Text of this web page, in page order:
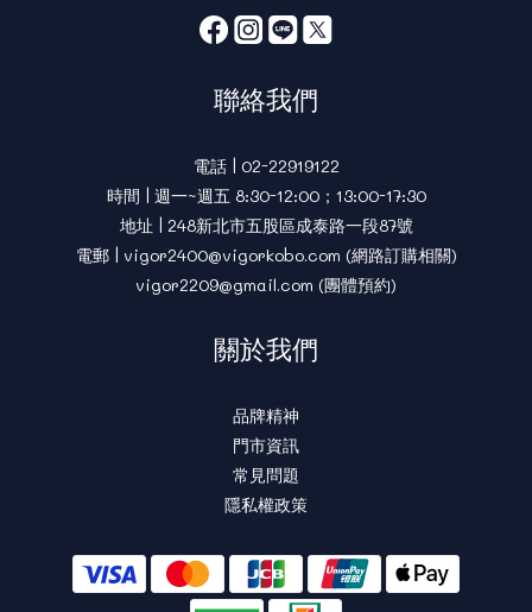
聯絡我們
電話 | 02-22919122
時間 | 週一~週五 8:30-12:00；13:00-17:30
地址 | 248新北市五股區成泰路一段87號
電郵 | vigor2400@vigorkobo.com (網路訂購相關)
vigor2209@gmail.com (團體預約)
關於我們
品牌精神
門市資訊
常見問題
隱私權政策